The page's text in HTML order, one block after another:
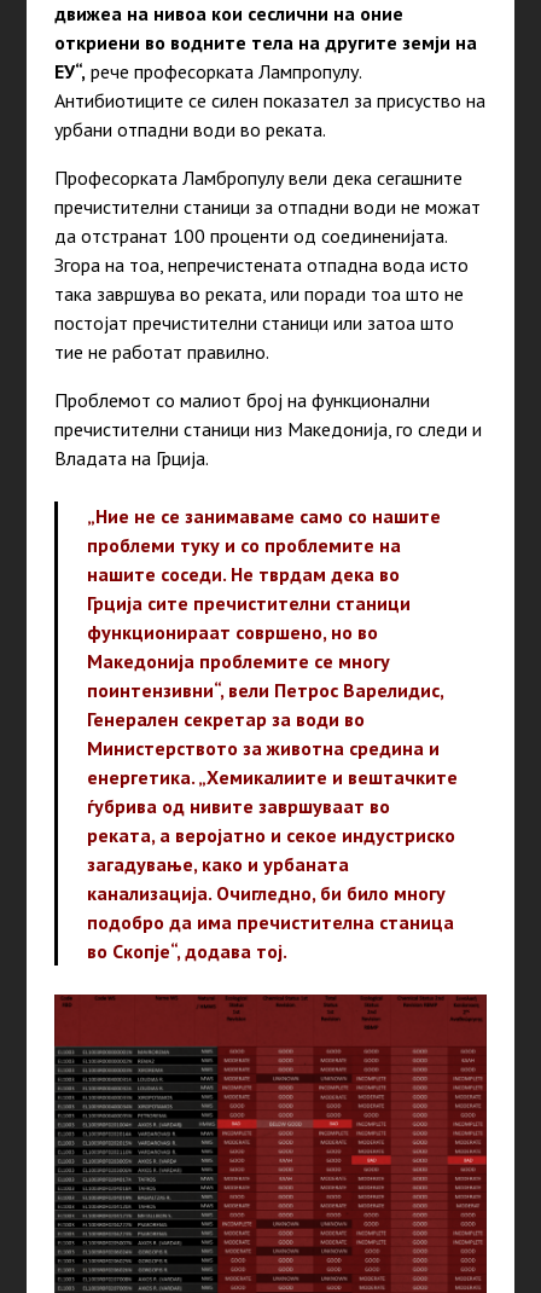
движеа на нивоа кои сеслични на оние
откриени во водните тела на другите земји на
ЕУ“,рече професорката Лампропулу.
Антибиотиците се силен показател за присуство на
урбани отпадни води во реката.
Професорката Ламбропулу вели дека сегашните
пречистителни станици за отпадни води не можат
да отстранат 100 проценти од соединенијата.
Згора на тоа, непречистената отпадна вода исто
така завршува во реката, или поради тоа што не
постојат пречистителни станици или затоа што
тие не работат правилно.
Проблемот со малиот број на функционални
пречистителни станици низ Македонија, го следи и
Владата на Грција.
„Ние не се занимаваме само со нашите
проблеми туку и со проблемите на
нашите соседи. Не тврдам дека во
Грција сите пречистителни станици
функционираат совршено, но во
Македонија проблемите се многу
поинтензивни“, вели Петрос Варелидис,
Генерален секретар за води во
Министерството за животна средина и
енергетика. „Хемикалиите и вештачките
ѓубрива од нивите завршуваат во
реката, а веројатно и секое индустриско
загадување, како и урбаната
канализација. Очигледно, би било многу
подобро да има пречистителна станица
во Скопје“, додава тој.